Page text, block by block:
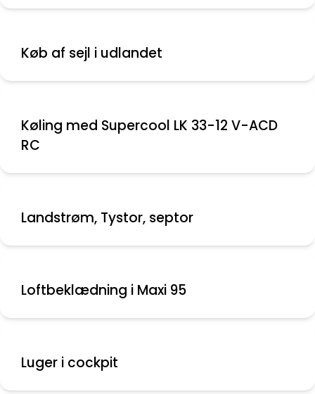
Køb af sejl i udlandet
Køling med Supercool LK 33-12 V-ACD
RC
Landstrøm, Tystor, septor
Loftbeklædning i Maxi 95
Luger i cockpit